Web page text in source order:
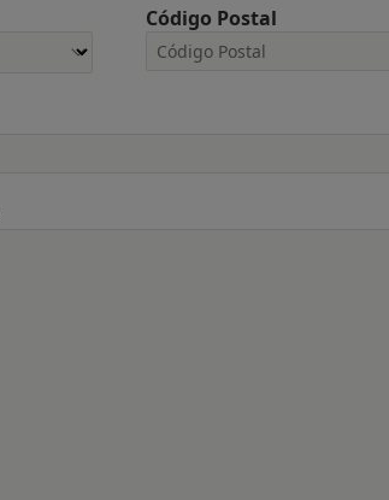
Código Postal